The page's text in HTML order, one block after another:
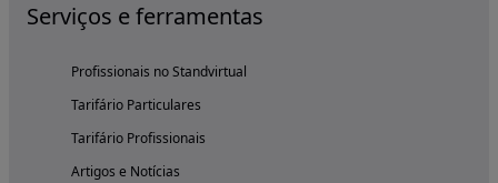
Serviços e ferramentas
Profissionais no Standvirtual
Tarifário Particulares
Tarifário Profissionais
Artigos e Notícias